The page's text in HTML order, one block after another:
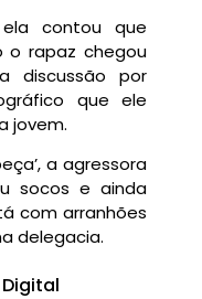
contou que
o rapaz chegou
discussão por
que ele
jovem.
a agressora
socos e ainda
com arranhões
delegacia.